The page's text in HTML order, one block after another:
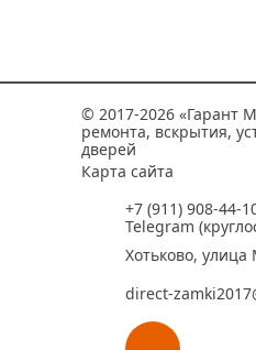
© 2017-2026 «Гарант
ремонта, вскрытия,
дверей
Карта сайта
+7 (911) 908-44-
Telegram
Хотьково,
direct-